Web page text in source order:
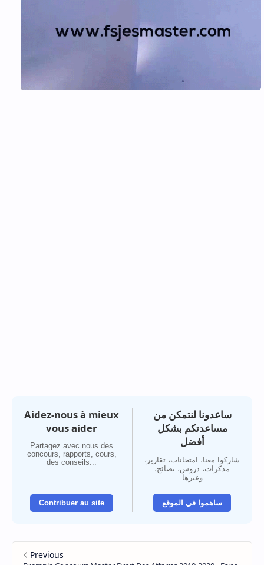
Aidez-nous à mieux
vous aider
Partagez avec nous des
concours, rapports, cours,
des conseils...
Contribuer au site
ساعدونا لنتمكن من
مساعدتكم بشكل
أفضل
شاركوا معنا، امتحانات، تقارير،
مذكرات، دروس، نصائح،
وغيرها
ساهموا في الموقع